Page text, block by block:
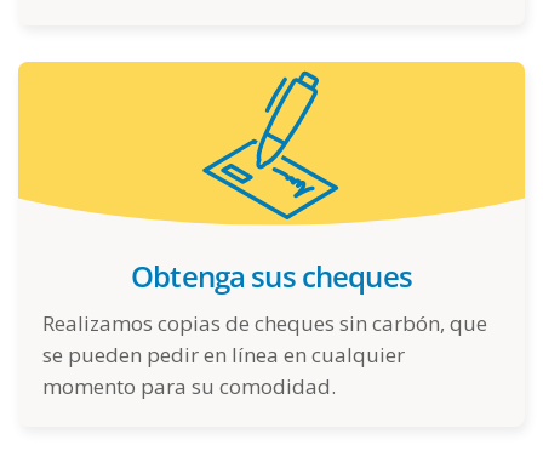
Obtenga sus cheques
Realizamos copias de cheques sin carbón, que
se pueden pedir en línea en cualquier
momento para su comodidad.